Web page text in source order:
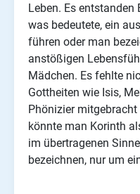
Leben. Es
was bedeutete, ein
führen oder man
anstößigen
Mädchen. Es fehlte
Gottheiten wie Isis,
Phönizier
könnte man Korinth
im übertragenen
bezeichnen, nur um